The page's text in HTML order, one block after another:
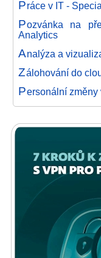
Práce v IT -
Pozvánka na
Analytics
Analýza a
Zálohování do
Personální změny